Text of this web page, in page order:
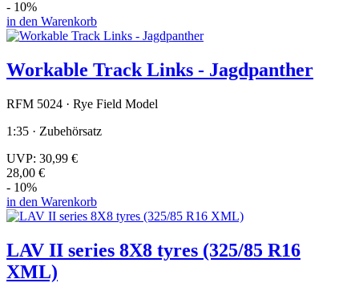
- 10%
in den Warenkorb
Workable Track Links - Jagdpanther
RFM 5024 · Rye Field Model
1:35 · Zubehörsatz
UVP: 30,99 €
28,00 €
- 10%
in den Warenkorb
LAV II series 8X8 tyres (325/85 R16
XML)